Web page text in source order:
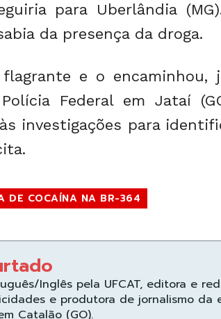
para Uberlândia
da presença da droga.
e o encaminhou,
Federal em Jataí
investigações para
DE COCAÍNA NA BR-364
Inglês pela UFCAT, editora e
e produtora de jornalismo da
Catalão (GO).